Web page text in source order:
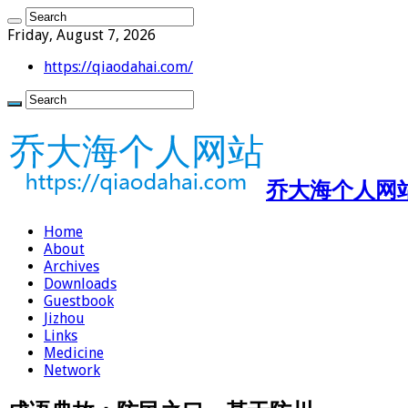
Friday, August 7, 2026
https://qiaodahai.com/
乔大海个人
Home
About
Archives
Downloads
Guestbook
Jizhou
Links
Medicine
Network